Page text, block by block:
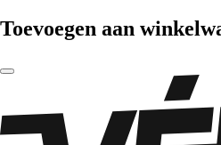
Toevoegen aan